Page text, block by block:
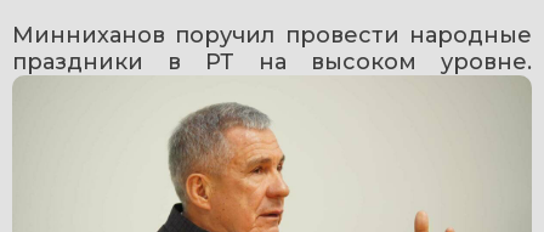
Минниханов поручил провести народные
праздники в РТ на высоком уровне.